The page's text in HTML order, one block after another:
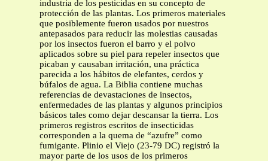
industria de los pesticidas en su concepto de
protección de las plantas. Los primeros materiales
que posiblemente fueron usados por nuestros
antepasados para reducir las molestias causadas
por los insectos fueron el barro y el polvo
aplicados sobre su piel para repeler insectos que
picaban y causaban irritación, una práctica
parecida a los hábitos de elefantes, cerdos y
búfalos de agua. La Biblia contiene muchas
referencias de devastaciones de insectos,
enfermedades de las plantas y algunos principios
básicos tales como dejar descansar la tierra. Los
primeros registros escritos de insecticidas
corresponden a la quema de “azufre” como
fumigante. Plinio el Viejo (23-79 DC) registró la
mayor parte de los usos de los primeros